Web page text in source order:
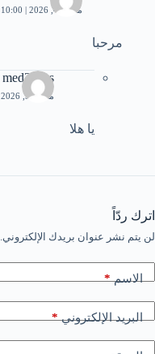
مارس 4, 2026 | 10:00 ص
مرحبا
med3bbas
مارس 5, 2026 | 1:41 ص
يا هلا
اترك ردّاً
لن يتم نشر عنوان بريدك الإلكتروني.
الاسم*
البريد الإلكتروني*